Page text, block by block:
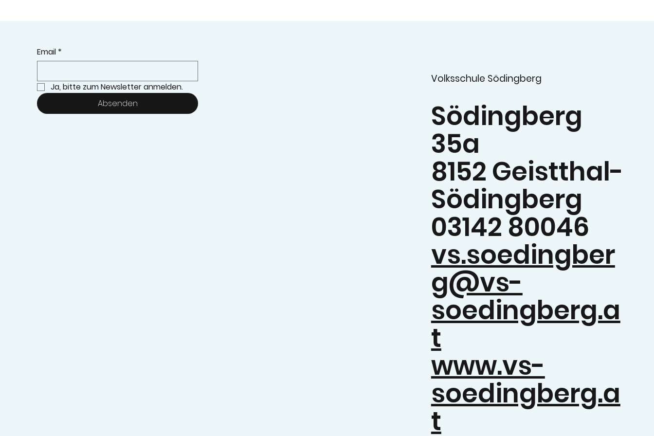
Volksschule Södingberg
Södingberg
35a
8152 Geistthal-
Södingberg
03142 80046
vs.soedingber
g@vs-
soedingberg.a
t
www.vs-
soedingberg.a
t
Email *
Ja, bitte zum Newsletter anmelden.
Absenden